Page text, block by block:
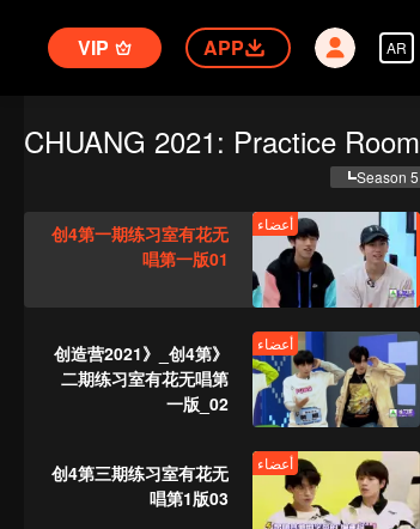
AR
APP
VIP
CHUANG 2021: Practice Room
Season 5
أعضاء
创4第一期练习室有花无
唱第一版01
أعضاء
《创造营2021》_创4第
二期练习室有花无唱第
一版_02
أعضاء
创4第三期练习室有花无
唱第1版03